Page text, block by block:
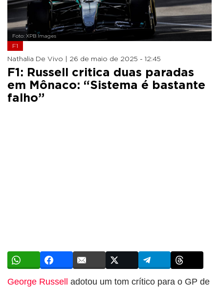
Foto: XPB Images
F1
Nathalia De Vivo | 26 de maio de 2025 - 12:45
F1: Russell critica duas paradas
em Mônaco: “Sistema é bastante
falho”
George Russell adotou um tom crítico para o GP de